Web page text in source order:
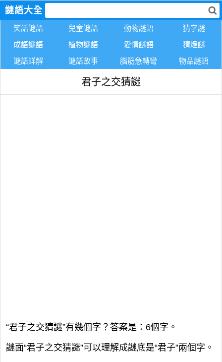
謎語大全
笑話謎語 兒童謎語 動物謎語
猜字謎
成語謎語
植物謎語 愛情謎語
猜燈謎
謎語詳解
謎語故事 腦筋急轉彎 物品謎語
君子之交猜謎
“君子之交猜謎”有幾個字？答案是：6個字。
謎面“君子之交猜謎”可以理解成謎底是“君子”兩個字。